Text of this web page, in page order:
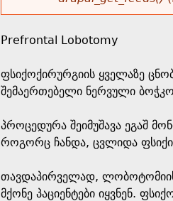
r
s
e
h
e
r
e
o
r
e
s
Prefrontal Lobotomy
ფსიქოქირურგიის ყველაზე
შემაერთებელი ნერვული
პროცედურა შეიმუშავა ეგაშ
როგორც ჩანდა, ცვლიდა
თავდაპირველად, ლობოტომიის
მქონე პაციენტები იყვნენ.